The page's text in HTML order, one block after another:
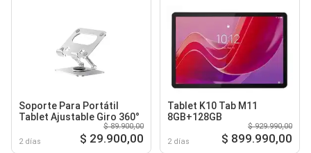
Soporte Para Portátil
Tablet Ajustable Giro 360°
2 días
$ 89.900,00
$ 29.900,00
Tablet K10 Tab M11
8GB+128GB
2 días
$ 929.990,00
$ 899.990,00